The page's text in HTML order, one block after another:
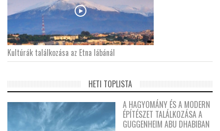
Kultúrák találkozása az Etna lábánál
HETI TOPLISTA
A HAGYOMÁNY ÉS A MODERN
ÉPÍTÉSZET TALÁLKOZÁSA A
GUGGENHEIM ABU DHABIBAN